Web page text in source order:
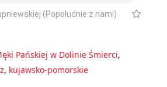
(Popołudnie z nami)
Pańskiej w Dolinie Śmierci,
, kujawsko-pomorskie